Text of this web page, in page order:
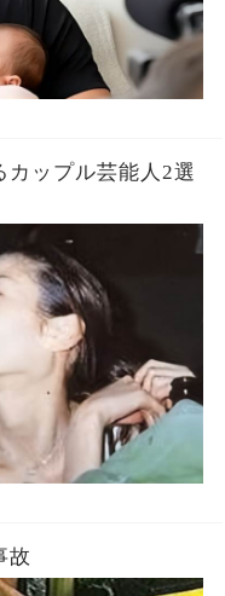
カップル芸能人2選
故